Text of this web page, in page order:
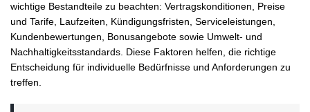
wichtige Bestandteile zu beachten: Vertragskonditionen, Preise
und Tarife, Laufzeiten, Kündigungsfristen, Serviceleistungen,
Kundenbewertungen, Bonusangebote sowie Umwelt- und
Nachhaltigkeitsstandards. Diese Faktoren helfen, die richtige
Entscheidung für individuelle Bedürfnisse und Anforderungen zu
treffen.